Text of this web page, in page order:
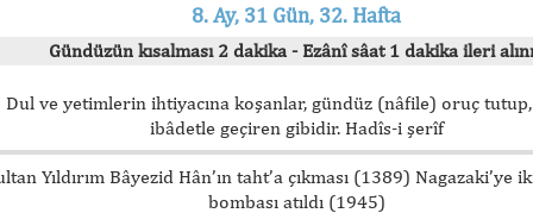
8. Ay, 31 Gün, 32. Hafta
Gündüzün kısalması 2 dakika - Ezânî sâat 1 dakika ileri
Dul ve yetimlerin ihtiyacına koşanlar, gündüz (nâfile) oruç
ibâdetle geçiren gibidir. Hadîs-i şerîf
Yıldırım Bâyezid Hân’ın taht’a çıkması (1389) Nagazaki’ye
bombası atıldı (1945)